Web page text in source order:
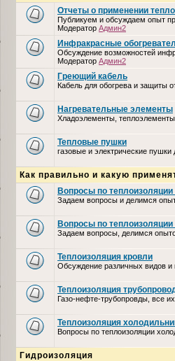
Отчеты о применении
Публикуем и обсуждаем опыт
Модератор Админ2
Инфракрасные
Обсуждение возможностей
Модератор Админ2
Греющий кабель
Кабель для обогрева и защиты
Нагревательные элементы
Хладоэлементы,
Тепловые пушки
газовые и электрические пушки
Как правильно и какую
Вопросы по
Задаем вопросы и делимся
Вопросы по теплоизоляции
Задаем вопросы, делимся
Теплоизоляция кровли
Обсуждение различных видов и
Теплоизоляция
Газо-нефте-трубопровды, все
Теплоизоляция
Вопросы по теплоизоляции
Гидроизоляция